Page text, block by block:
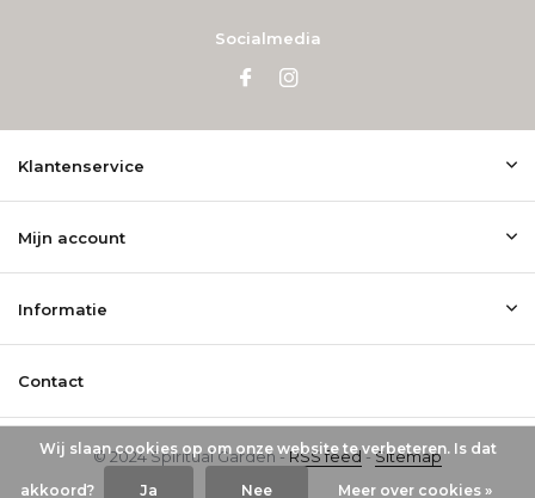
Socialmedia
Klantenservice
Mijn account
Informatie
Contact
© 2024 Spiritual Garden -RSS feed-Sitemap
Wij slaan cookies op om onze website te verbeteren. Is dat
akkoord? Ja Nee Meer over cookies »